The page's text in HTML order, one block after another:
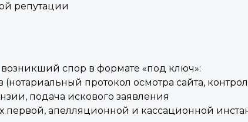
репутации
спор в формате «под ключ»:
(нотариальный протокол осмотра сайта,
подача искового заявления
первой, апелляционной и кассационной